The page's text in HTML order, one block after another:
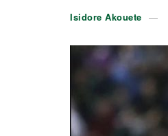
Isidore Akouete